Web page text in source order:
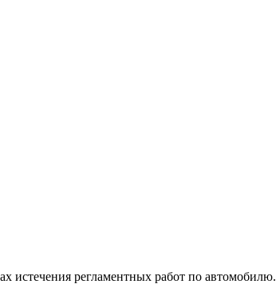
истечения регламентных работ по автомобилю.